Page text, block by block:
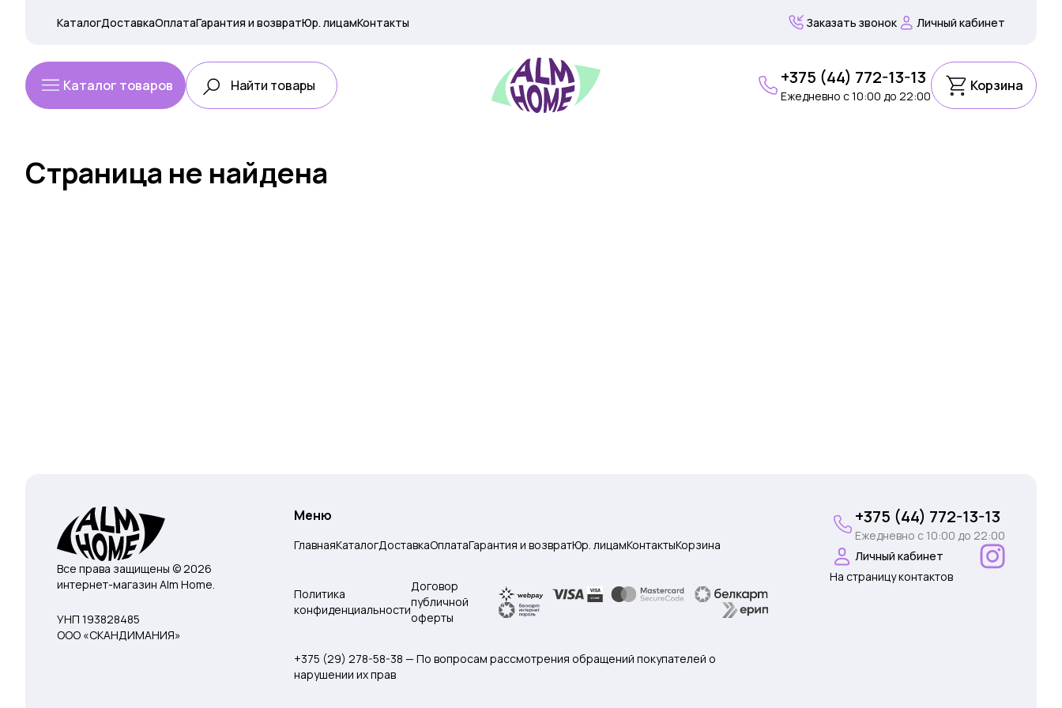
КаталогДоставкаОплатаГарантия и возвратЮр. лицамКонтакты Заказать звонок Личный кабинет
Каталог товаров +375 (44) 772-13-13
Ежедневно c 10:00 до 22:00
Корзина
Страница не найдена
Все права защищены © 2026
интернет-магазин Alm Home.
УНП 193828485
ООО «СКАНДИМАНИЯ»
Меню
ГлавнаяКаталогДоставкаОплатаГарантия и возвратЮр. лицамКонтактыКорзина
Политика
конфиденциальности
Договор
публичной
оферты
+375 (29) 278-58-38 — По вопросам рассмотрения обращений покупателей о
нарушении их прав
+375 (44) 772-13-13
Ежедневно c 10:00 до 22:00
Личный кабинет
На страницу контактов